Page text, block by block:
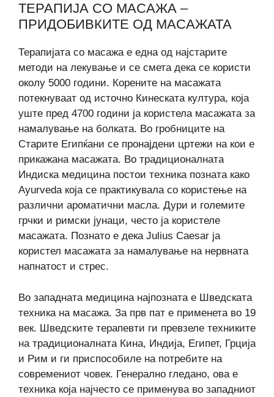
ТЕРАПИЈА СО МАСАЖА –
ПРИДОБИВКИТЕ ОД МАСАЖАТА
Терапијата со масажа е една од најстарите
методи на лекување и се смета дека се користи
околу 5000 години. Корените на масажата
потекнуваат од источно Кинеската култура, која
уште пред 4700 години ја користела масажата за
намалување на болката. Во гробниците на
Старите Египќани се пронајдени цртежи на кои е
прикажана масажата. Во традиционалната
Индиска медицина постои техника позната како
Ayurveda која се практикувала со користење на
различни ароматични масла. Дури и големите
грчки и римски јунаци, често ја користеле
масажата. Познато е дека Julius Caesar ја
користел масажата за намалување на нервната
напнатост и стрес.
Во западната медицина најпозната е Шведската
техника на масажа. За прв пат е применета во 19
век. Шведските терапевти ги превзеле техниките
на традиционалната Кина, Индија, Египет, Грција
и Рим и ги приспособиле на потребите на
современиот човек. Генерално гледано, ова е
техника која најчесто се применува во западниот